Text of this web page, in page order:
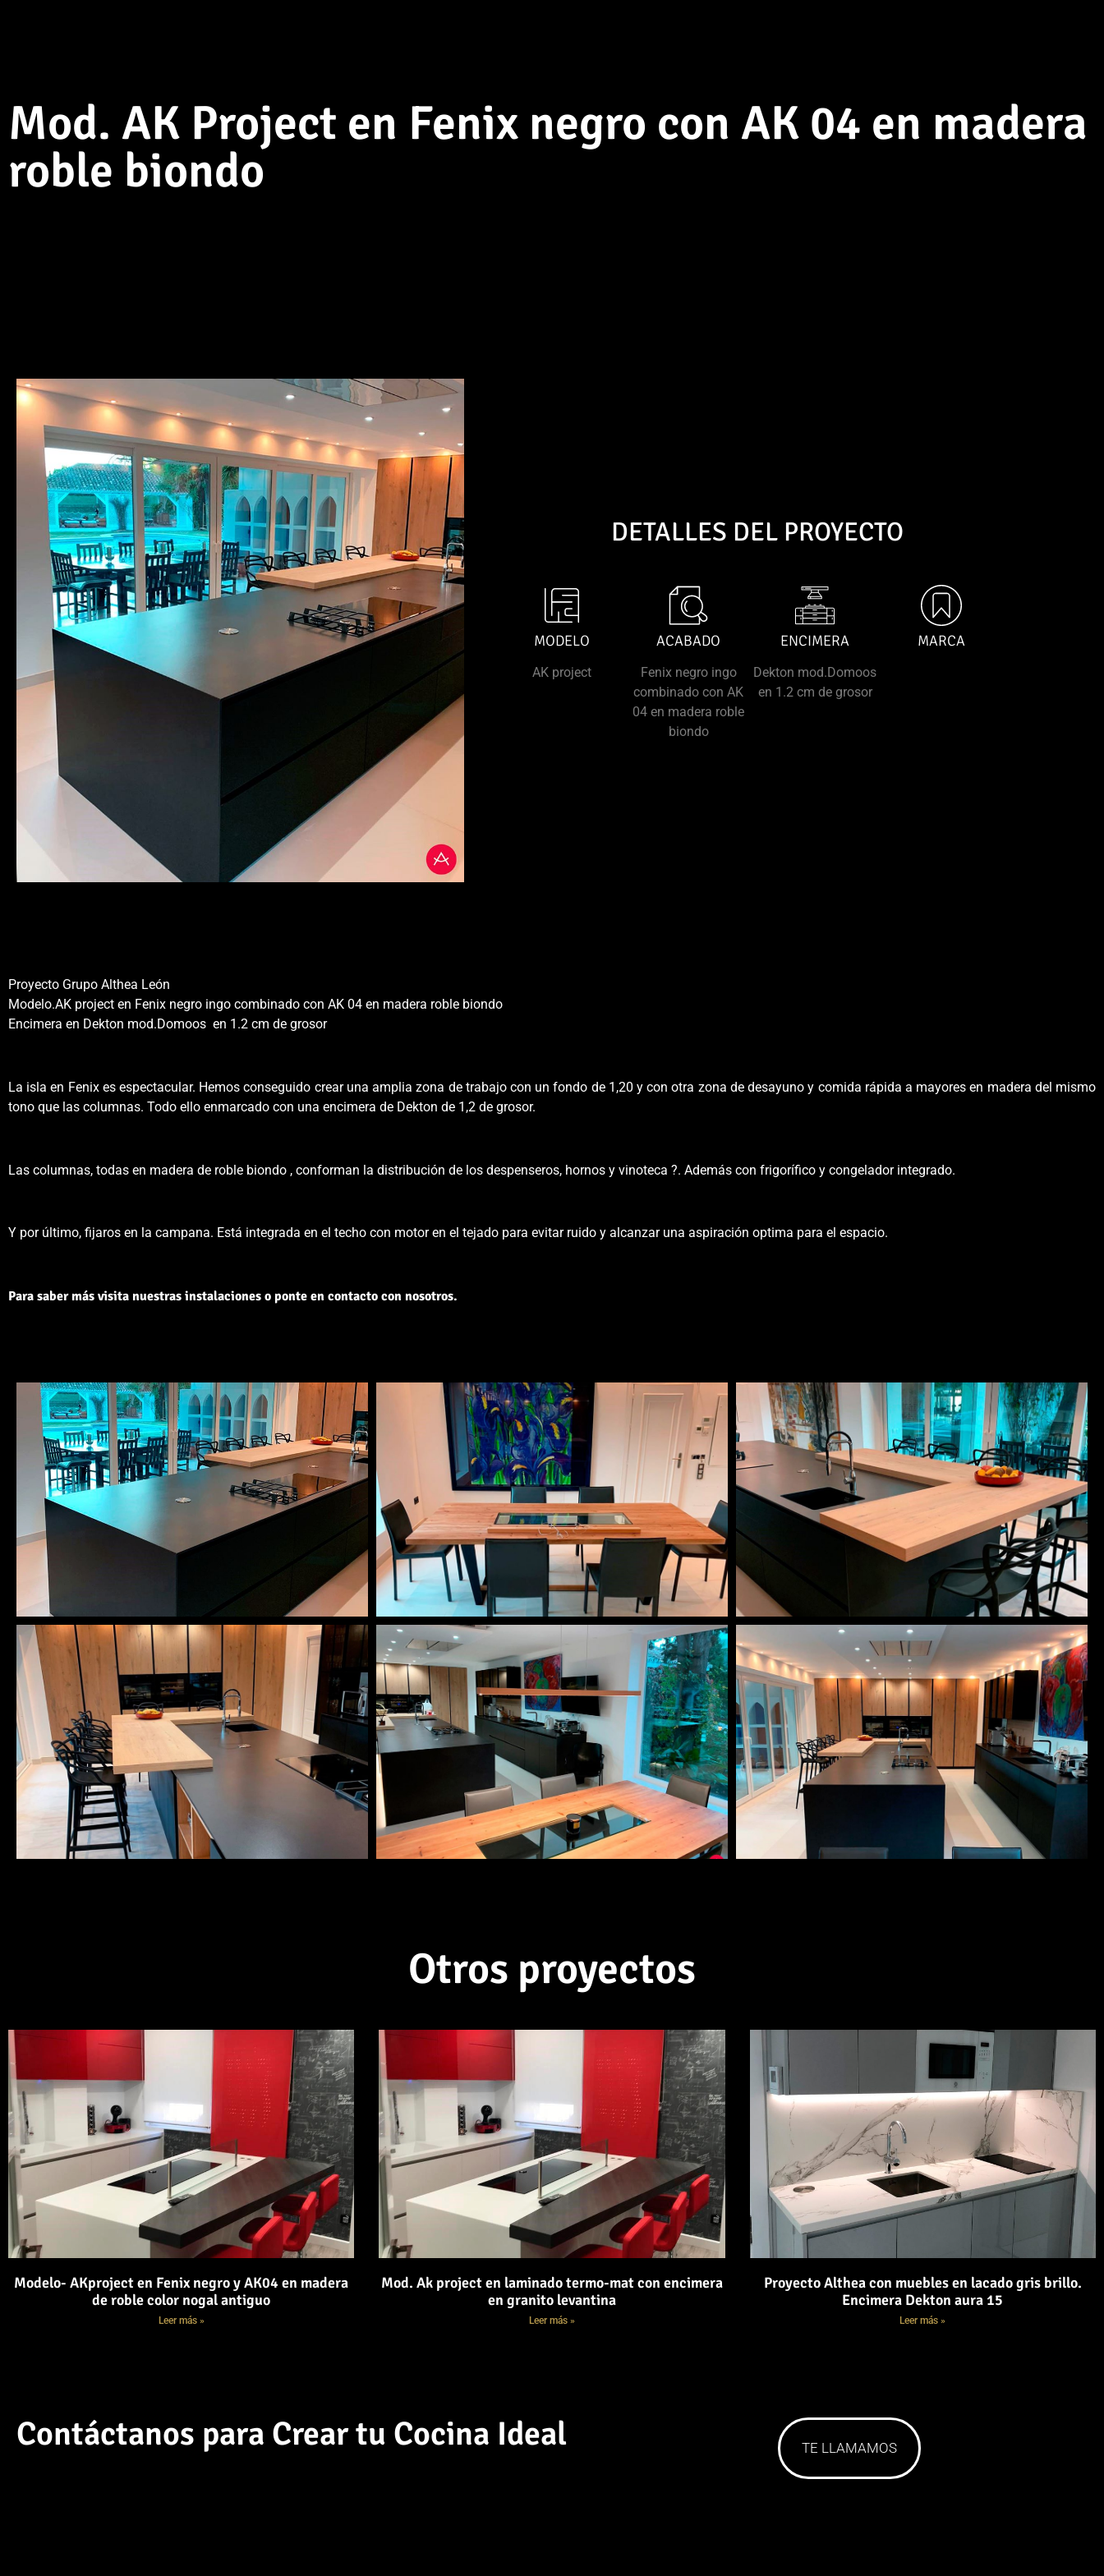
Mod. AK Project en Fenix negro con AK 04 en madera
roble biondo
DETALLES DEL PROYECTO
MODELO
AK project
ACABADO
Fenix negro ingo
combinado con AK
04 en madera roble
biondo
ENCIMERA
Dekton mod.Domoos
en 1.2 cm de grosor
MARCA
Proyecto Grupo Althea León
Modelo.AK project en Fenix negro ingo combinado con AK 04 en madera roble biondo
Encimera en Dekton mod.Domoos en 1.2 cm de grosor
La isla en Fenix es espectacular. Hemos conseguido crear una amplia zona de trabajo con un fondo de 1,20 y con otra zona de desayuno y comida rápida a mayores en madera del mismo
tono que las columnas. Todo ello enmarcado con una encimera de Dekton de 1,2 de grosor.
Las columnas, todas en madera de roble biondo , conforman la distribución de los despenseros, hornos y vinoteca ?. Además con frigorífico y congelador integrado.
Y por último, fijaros en la campana. Está integrada en el techo con motor en el tejado para evitar ruido y alcanzar una aspiración optima para el espacio.
Para saber más visita nuestras instalaciones o ponte en contacto con nosotros.
Otros proyectos
Modelo- AKproject en Fenix negro y AK04 en madera
de roble color nogal antiguo
Leer más »
Mod. Ak project en laminado termo-mat con encimera
en granito levantina
Leer más »
Proyecto Althea con muebles en lacado gris brillo.
Encimera Dekton aura 15
Leer más »
Contáctanos para Crear tu Cocina Ideal TE LLAMAMOS